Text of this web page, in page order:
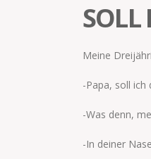
SOLL
Meine
-Papa, soll ich
-Was denn,
-In deiner